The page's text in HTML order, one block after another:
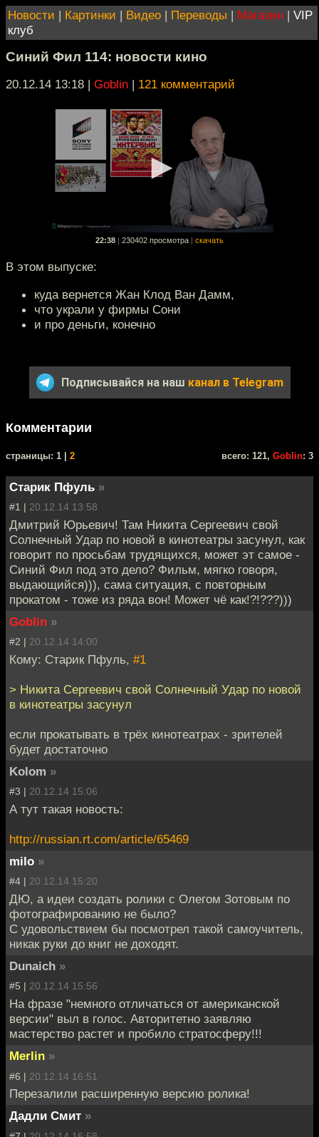
Новости | Картинки | Видео | Переводы | Магазин | VIP
клуб
Синий Фил 114: новости кино
20.12.14 13:18 | Goblin | 121 комментарий
22:38 230402 просмотра скачать
В этом выпуске:
куда вернется Жан Клод Ван Дамм,
что украли у фирмы Сони
и про деньги, конечно
Подписывайся на наш канал в Telegram
Комментарии
cтраницы: 1 | 2 всего: 121, Goblin: 3
Старик Пфуль »
#1 | 20.12.14 13:58
Дмитрий Юрьевич! Там Никита Сергеевич свой
Солнечный Удар по новой в кинотеатры засунул, как
говорит по просьбам трудящихся, может эт самое -
Синий Фил под это дело? Фильм, мягко говоря,
выдающийся))), сама ситуация, с повторным
прокатом - тоже из ряда вон! Может чё как!?!???)))
Goblin »
#2 | 20.12.14 14:00
Кому: Старик Пфуль, #1
> Никита Сергеевич свой Солнечный Удар по новой
в кинотеатры засунул
если прокатывать в трёх кинотеатрах - зрителей
будет достаточно
Kolom »
#3 | 20.12.14 15:06
А тут такая новость:
http://russian.rt.com/article/65469
milo »
#4 | 20.12.14 15:20
ДЮ, а идеи создать ролики с Олегом Зотовым по
фотографированию не было?
С удовольствием бы посмотрел такой самоучитель,
никак руки до книг не доходят.
Dunaich »
#5 | 20.12.14 15:56
На фразе "немного отличаться от американской
версии" выл в голос. Авторитетно заявляю
мастерство растет и пробило стратосферу!!!
Merlin »
#6 | 20.12.14 16:51
Перезалили расширенную версию ролика!
Дадли Смит »